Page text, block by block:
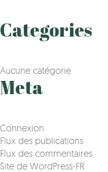
Categories
Aucune catégorie
Meta
Connexion
Flux des publications
Flux des commentaires
Site de WordPress-FR